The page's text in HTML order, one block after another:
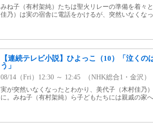
みね子（有村架純）たちは聖火リレーの準備を着々
佳乃）は実の宿舎に電話をかけるが、突然いなくな
【連続テレビ小説】ひよっこ（10）「泣くの
う」
08/14（Fri）12:30 ～ 12:45 （NHK総合1・金沢）
実が突然いなくなったとわかり、美代子（木村佳乃
に。みね子（有村架純）ら子どもたちには親戚の家